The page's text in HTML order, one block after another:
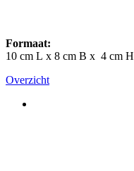
Formaat:
10 cm L x 8 cm B x 4 cm H
Overzicht